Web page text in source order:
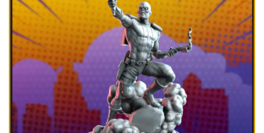
Añadir
a la
lista de
deseos